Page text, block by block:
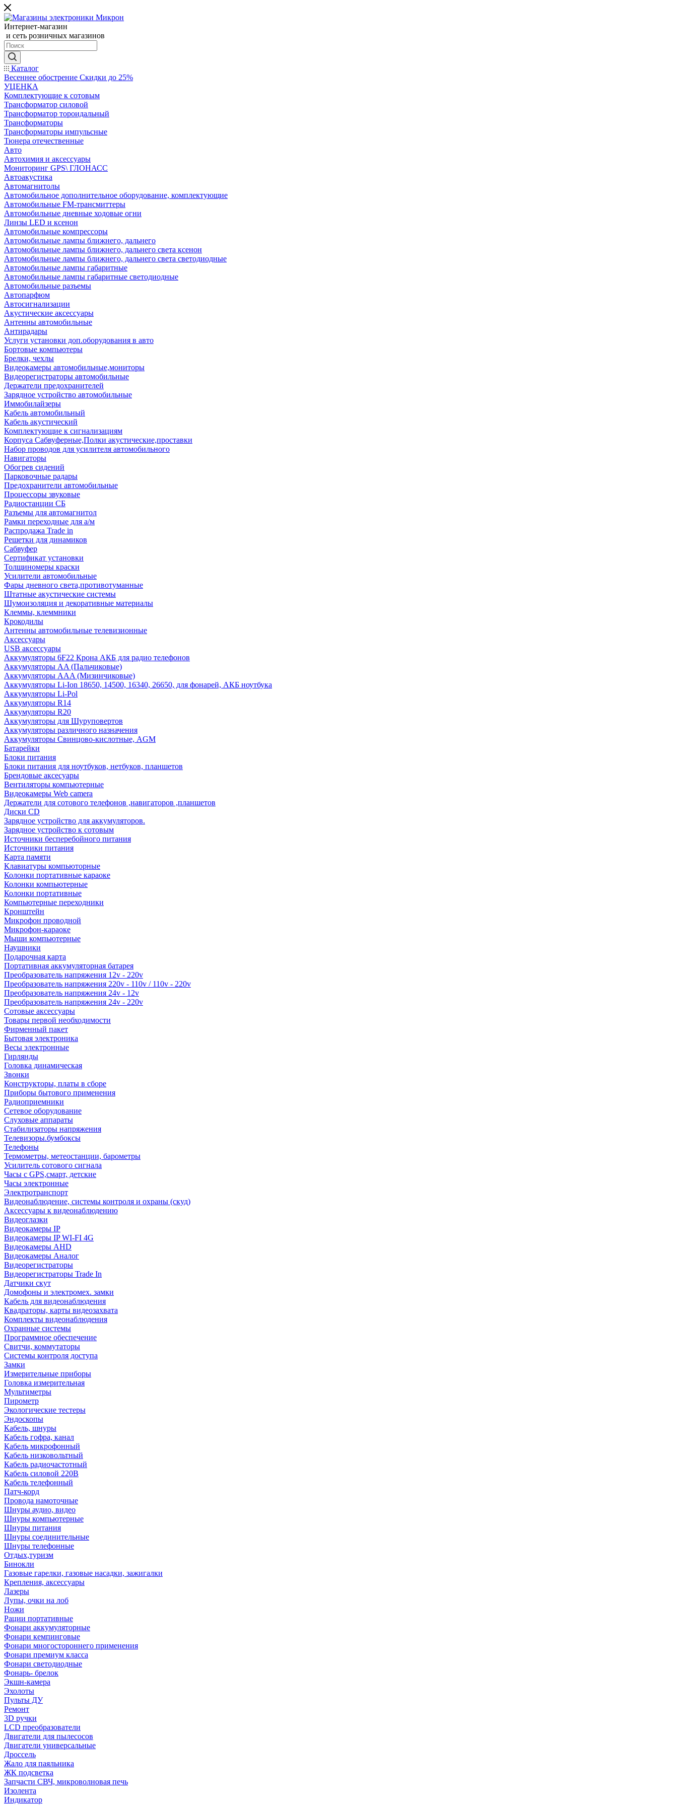
Интернет-магазин
и сеть розничных магазинов
Каталог
Весеннее обострение Скидки до 25%
УЦЕНКА
Комплектующие к сотовым
Трансформатор силовой
Трансформатор тороидальный
Трансформаторы
Трансформаторы импульсные
Тюнера отечественные
Авто
Автохимия и аксессуары
Мониторинг GPS\ ГЛОНАСС
Автоакустика
Автомагнитолы
Автомобильное дополнительное оборудование, комплектующие
Автомобильные FM-трансмиттеры
Автомобильные дневные ходовые огни
Линзы LED и ксенон
Автомобильные компрессоры
Автомобильные лампы ближнего, дальнего
Автомобильные лампы ближнего, дальнего света ксенон
Автомобильные лампы ближнего, дальнего света светодиодные
Автомобильные лампы габаритные
Автомобильные лампы габаритные светодиодные
Автомобильные разъемы
Автопарфюм
Автосигнализации
Акустические аксессуары
Антенны автомобильные
Антирадары
Услуги установки доп.оборудования в авто
Бортовые компьютеры
Брелки, чехлы
Видеокамеры автомобильные,мониторы
Видеорегистраторы автомобильные
Держатели предохранителей
Зарядное устройство автомобильные
Иммобилайзеры
Кабель автомобильный
Кабель акустический
Комплектующие к сигнализациям
Корпуса Сабвуферные,Полки акустические,проставки
Набор проводов для усилителя автомобильного
Навигаторы
Обогрев сидений
Парковочные радары
Предохранители автомобильные
Процессоры звуковые
Радиостанции СБ
Разъемы для автомагнитол
Рамки переходные для а/м
Распродажа Trade in
Решетки для динамиков
Сабвуфер
Сертификат установки
Толщиномеры краски
Усилители автомобильные
Фары дневного света,противотуманные
Штатные акустические системы
Шумоизоляция и декоративные материалы
Клеммы, клеммники
Крокодилы
Антенны автомобильные телевизионные
Аксессуары
USB аксессуары
Аккумуляторы 6F22 Крона АКБ для радио телефонов
Аккумуляторы AA (Пальчиковые)
Аккумуляторы AAA (Мизинчиковые)
Аккумуляторы Li-Ion 18650, 14500, 16340, 26650, для фонарей, АКБ ноутбука
Аккумуляторы Li-Pol
Аккумуляторы R14
Аккумуляторы R20
Аккумуляторы для Шуруповертов
Аккумуляторы различного назначения
Аккумуляторы Свинцово-кислотные, AGM
Батарейки
Блоки питания
Блоки питания для ноутбуков, нетбуков, планшетов
Брендовые аксесуары
Вентиляторы компьютерные
Видеокамеры Web camera
Держатели для сотового телефонов ,навигаторов ,планшетов
Диски CD
Зарядное устройство для аккумуляторов.
Зарядное устройство к сотовым
Источники бесперебойного питания
Источники питания
Карта памяти
Клавиатуры компьюторные
Колонки портативные караоке
Колонки компьютерные
Колонки портативные
Компьютерные переходники
Кронштейн
Микрофон проводной
Микрофон-караоке
Мыши компьютерные
Наушники
Подарочная карта
Портативная аккумуляторная батарея
Преобразователь напряжения 12v - 220v
Преобразователь напряжения 220v - 110v / 110v - 220v
Преобразователь напряжения 24v - 12v
Преобразователь напряжения 24v - 220v
Сотовые аксессуары
Товары первой необходимости
Фирменный пакет
Бытовая электроника
Весы электронные
Гирлянды
Головка динамическая
Звонки
Конструкторы, платы в сборе
Приборы бытового применения
Радиоприемники
Сетевое оборудование
Слуховые аппараты
Стабилизаторы напряжения
Телевизоры.бумбоксы
Телефоны
Термометры, метеостанции, барометры
Усилитель сотового сигнала
Часы с GPS,смарт, детские
Часы электронные
Электротранспорт
Видеонаблюдение, системы контроля и охраны (скуд)
Аксессуары к видеонаблюдению
Видеоглазки
Видеокамеры IP
Видеокамеры IP WI-FI 4G
Видеокамеры AHD
Видеокамеры Аналог
Видеорегистраторы
Видеорегистраторы Trade In
Датчики скут
Домофоны и электромех. замки
Кабель для видеонаблюдения
Квадраторы, карты видеозахвата
Комплекты видеонаблюдения
Охранные системы
Программное обеспечение
Свитчи, коммутаторы
Системы контроля доступа
Замки
Измерительные приборы
Головка измерительная
Мультиметры
Пирометр
Экологические тестеры
Эндоскопы
Кабель, шнуры
Кабель гофра, канал
Кабель микрофонный
Кабель низковольтный
Кабель радиочастотный
Кабель силовой 220В
Кабель телефонный
Патч-корд
Провода намоточные
Шнуры аудио, видео
Шнуры компьютерные
Шнуры питания
Шнуры соединительные
Шнуры телефонные
Отдых,туризм
Бинокли
Газовые гарелки, газовые насадки, зажигалки
Крепления, аксессуары
Лазеры
Лупы, очки на лоб
Ножи
Рации портативные
Фонари аккумуляторные
Фонари кемпинговые
Фонари многостороннего применения
Фонари премиум класса
Фонари светодиодные
Фонарь- брелок
Экшн-камера
Эхолоты
Пульты ДУ
Ремонт
3D ручки
LCD преобразователи
Двигатели для пылесосов
Двигатели универсальные
Дроссель
Жало для паяльника
ЖК подсветка
Запчасти СВЧ, микроволновая печь
Изолента
Индикатор